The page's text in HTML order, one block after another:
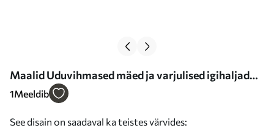
Maalid Uduvihmased mäed ja varjulised igihaljad
puud Nr s37017v1
1Meeldib
See disain on saadaval ka teistes värvides: